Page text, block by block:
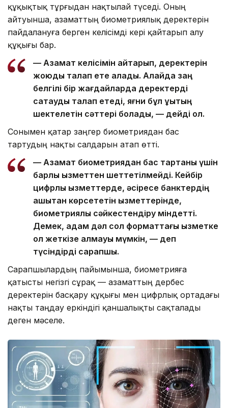
құқықтық тұрғыдан нақтылай түседі. Оның
айтуынша, азаматтың биометриялық деректерін
пайдалануға берген келісімді кері қайтарып алу
құқығы бар.
— Азамат келісімін қайтарып, деректерін
жоюды талап ете алады. Алайда заң
белгілі бір жағдайларда деректерді
сақтауды талап етеді, яғни бұл құқықтың
шектелетін сәттері болады, — дейді ол.
Сонымен қатар заңгер биометриядан бас
тартудың нақты салдарын атап өтті.
— Азамат биометриядан бас тартқаны үшін
барлық қызметтен шеттетілмейді. Кейбір
цифрлық қызметтерде, әсіресе банктердің
қашықтан көрсететін қызметтерінде,
биометриялық сәйкестендіру міндетті.
Демек, адам дәл сол форматтағы қызметке
қол жеткізе алмауы мүмкін, — деп
түсіндірді сарапшы.
Сарапшылардың пайымынша, биометрияға
қатысты негізгі сұрақ — азаматтың дербес
деректерін басқару құқығы мен цифрлық ортадағы
нақты таңдау еркіндігі қаншалықты сақталады
деген мәселе.